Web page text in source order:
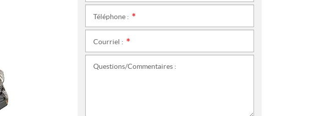
Téléphone :
Courriel :
Questions/Commentaires :